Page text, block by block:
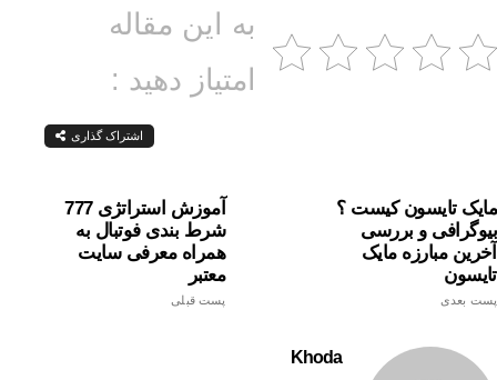
به این مقاله
امتیاز دهید :
اشتراک گذاری
آموزش استراتژی 777
شرط بندی فوتبال به
همراه معرفی سایت
معتبر
پست قبلی
مایک تایسون کیست ؟
بیوگرافی و بررسی
آخرین مبارزه مایک
تایسون
پست بعدی
Khoda